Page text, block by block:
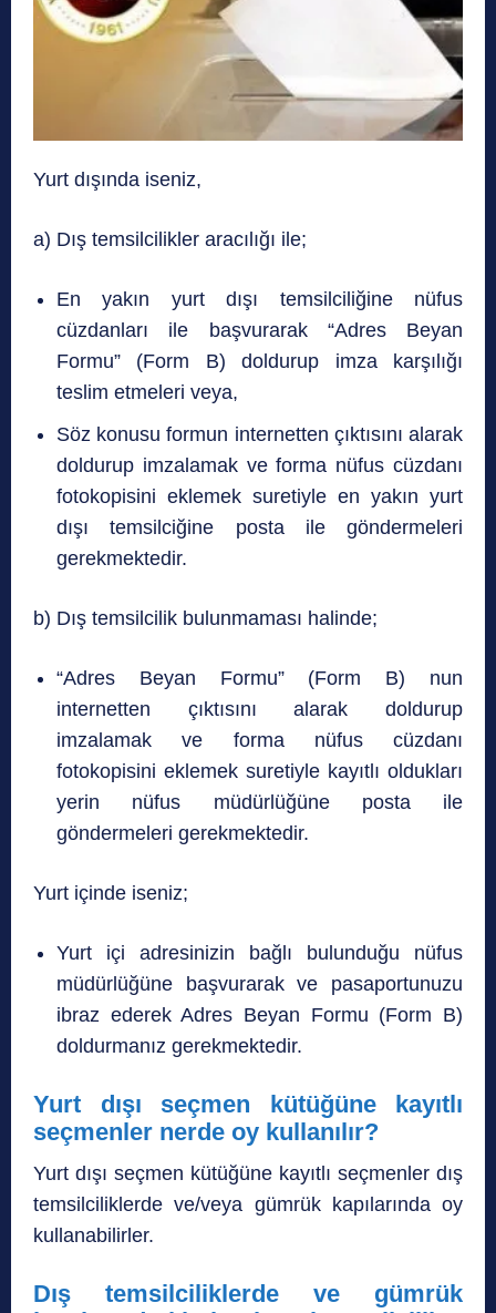
Yurt dışında iseniz,
a) Dış temsilcilikler aracılığı ile;
En yakın yurt dışı temsilciliğine nüfus
cüzdanları ile başvurarak “Adres Beyan
Formu” (Form B) doldurup imza karşılığı
teslim etmeleri veya,
Söz konusu formun internetten çıktısını alarak
doldurup imzalamak ve forma nüfus cüzdanı
fotokopisini eklemek suretiyle en yakın yurt
dışı temsilciğine posta ile göndermeleri
gerekmektedir.
b) Dış temsilcilik bulunmaması halinde;
“Adres Beyan Formu” (Form B) nun
internetten çıktısını alarak doldurup
imzalamak ve forma nüfus cüzdanı
fotokopisini eklemek suretiyle kayıtlı oldukları
yerin nüfus müdürlüğüne posta ile
göndermeleri gerekmektedir.
Yurt içinde iseniz;
Yurt içi adresinizin bağlı bulunduğu nüfus
müdürlüğüne başvurarak ve pasaportunuzu
ibraz ederek Adres Beyan Formu (Form B)
doldurmanız gerekmektedir.
Yurt dışı seçmen kütüğüne kayıtlı
seçmenler nerde oy kullanılır?
Yurt dışı seçmen kütüğüne kayıtlı seçmenler dış
temsilciliklerde ve/veya gümrük kapılarında oy
kullanabilirler.
Dış temsilciliklerde ve gümrük